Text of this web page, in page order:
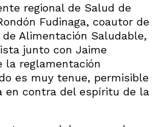
regional de Salud de
Fudinaga, coautor de
Alimentación Saludable,
junto con Jaime
la reglamentación
es muy tenue, permisible
en contra del espíritu de la